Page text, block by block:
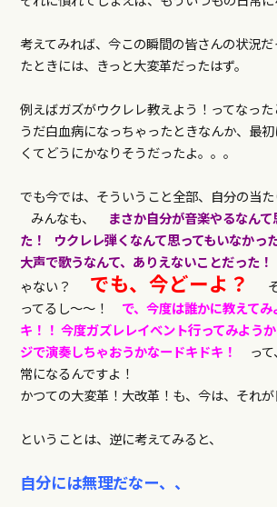
考えてみれば、今この瞬間の皆さんの状況だ
たときには、きっと大変革だったはず。
例えばガズがウクレレ教えよう！ってなっ
うだ白血病になっちゃったときなんか、最
くてどうにかなりそうだったよ。。。
でも今では、そういうこと全部、自分の当た
みんなも、
まさか自分が音楽やるなん
た！
ウクレレ弾くなんて思ってもいなかっ
大声で歌うなんて、ありえないことだった！
ゃない？ でも、今どーよ？
そ
ってるし〜〜！ で、今度は誰かに教えて
キ！！ 今度ガズレレイベント行ってみようか
ジで演奏しちゃおうかなードキドキ！
って
常になるんですよ！
かつての大変革！大改革！も、今は、それが
ということは、逆に考えてみると、
自分には無理だなー、、